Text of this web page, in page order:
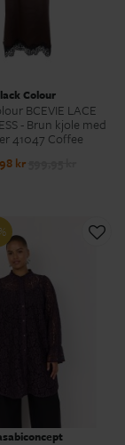
Colour
BCEVIE LACE
- Brun kjole med
41047 Coffee
kr